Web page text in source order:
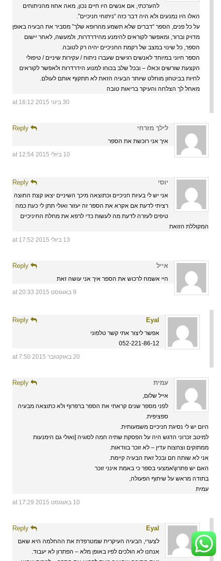
להערכתי, אם אנשים היו חיים נכון, מאה אחוז מהניתוחים
האלו היו נמנעים ולא היה דבר כזה “ניתוחי חניכיים”.
על כל פנים, הספר “דברים שלא תשמע מהרופא שלך” מסביר את הבעיה באופן
מדויק וברור, ומאפשר לקוראים להימנע מהידרדרות, ולמעשה, לאחר יישום
הספר, כל שינוי במצב של רקמת החניכיים יהיה רק לטובה.
הספר חיוני במיוחד לאנשים רגישים שעברו ניתוח / עקירות שיניים / טיפולי
הקצעת שורשים וכאלו – ובכל שלב בכוחו למנוע הידרדרות ולאפשר לקוראים
לחיות בביטחון מוחלט שיותר הבעיה הזאת לא תתקוף אותם לעולם.
מאחל לך הצלחה והעיקר בריאות טובה
30 ביוני 2015 at 16:12
לילך מזרחי
איך אני רוכשת את הספר
10 ביולי 2015 at 12:54
יוסי
אני יש לי בעיות חניכיים וכתוצאה מיכך השיניים יצאו קצת החוצה
רציתי לדעת אם אקרא את הספר זה יעזור ואולי תתן לי כעת כמה
טיפים לעזרה לדעת מה לעשות כדי לרפא את מחלת החיניכיים
המקוללת הזואת
13 ביולי 2015 at 17:52
אייל
היי אשמח לרכוש את הספר איך אני עושה זאת
9 באוגוסט 2015 at 20:33
Eyal
אפשר ליצור אתי קשר טלפוני
052-221-86-12
20 באוקטובר 2015 at 7:50
עמית
אייל שלום,
לפני מספר שנים קראתי את הספר ברפרוף ולא כתוצאה מבעיה
ספציפית.
היום יש לי נסיגת חניכיים משמעותית.
למיטב זכרוני הדגש היה על הפסקת שתיה חמה לסוגיה [ואולי גם הימנעות
ממתוקים וצחצוח עדין – לא זוכר בוודאות.
אני לא שותה חם ובכל זאת הבעיה קיימת.
האם יש פתרון\אמצעי בספר כי באמת אינני זוכר
בתודה מראש על שיתוף הפעולה,
עמית
10 באוגוסט 2015 at 17:29
Eyal
לצערי, הבעיה העיקרית שמטרפדת את ההחלמה היא שאם
אנחנו לא הולכים לפיו באופן מלא – הפתרון לא יעבוד.